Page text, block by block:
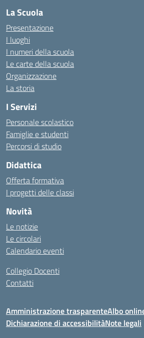
La Scuola
Presentazione
I luoghi
I numeri della scuola
Le carte della scuola
Organizzazione
La storia
I Servizi
Personale scolastico
Famiglie e studenti
Percorsi di studio
Didattica
Offerta formativa
I progetti delle classi
Novità
Le notizie
Le circolari
Calendario eventi
Collegio Docenti
Contatti
Amministrazione trasparenteAlbo
Dichiarazione di accessibilitàNote legali